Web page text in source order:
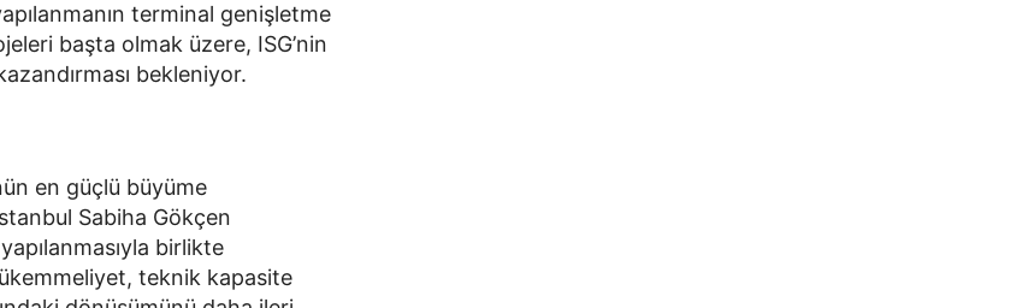
terminal genişletme
başta olmak üzere, ISG’nin
bekleniyor.
en güçlü büyüme
Sabiha Gökçen
birlikte
teknik kapasite